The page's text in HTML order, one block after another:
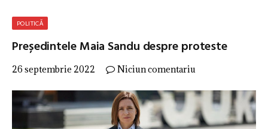
POLITICĂ
Președintele Maia Sandu despre proteste
26 septembrie 2022 Niciun comentariu